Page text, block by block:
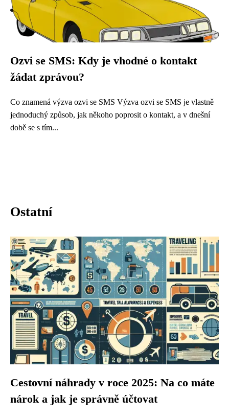
Ozvi se SMS: Kdy je vhodné o kontakt
žádat zprávou?
Co znamená výzva ozvi se SMS Výzva ozvi se SMS je vlastně
jednoduchý způsob, jak někoho poprosit o kontakt, a v dnešní
době se s tím...
Ostatní
Cestovní náhrady v roce 2025: Na co máte
nárok a jak je správně účtovat